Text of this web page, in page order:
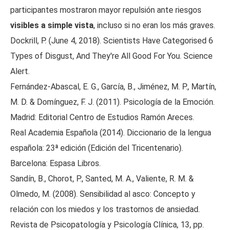
participantes mostraron mayor repulsión ante riesgos
visibles a simple vista, incluso si no eran los más graves.
Dockrill, P. (June 4, 2018). Scientists Have Categorised 6
Types of Disgust, And They're All Good For You. Science
Alert.
Fernández-Abascal, E. G., García, B., Jiménez, M. P., Martín,
M. D. & Domínguez, F. J. (2011). Psicología de la Emoción.
Madrid: Editorial Centro de Estudios Ramón Areces.
Real Academia Española (2014). Diccionario de la lengua
española: 23ª edición (Edición del Tricentenario).
Barcelona: Espasa Libros.
Sandín, B., Chorot, P., Santed, M. A., Valiente, R. M. &
Olmedo, M. (2008). Sensibilidad al asco: Concepto y
relación con los miedos y los trastornos de ansiedad.
Revista de Psicopatología y Psicología Clínica, 13, pp.